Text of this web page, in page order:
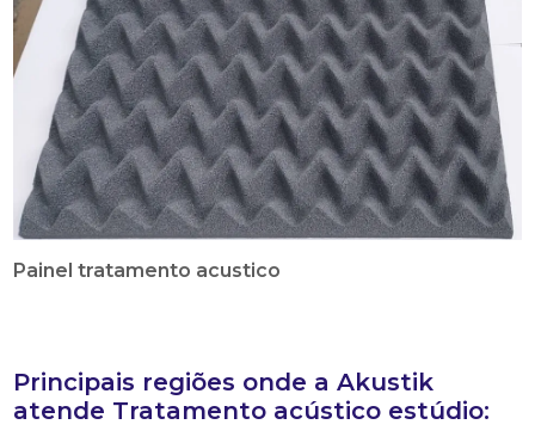
Painel tratamento acustico
Principais regiões onde a Akustik
atende Tratamento acústico estúdio: